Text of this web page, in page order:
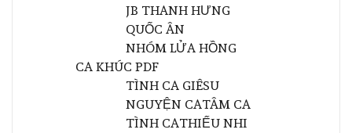
JB THANH HƯNG
QUỐC ÂN
NHÓM LỬA HỒNG
CA KHÚC PDF
TÌNH CA GIÊSU
NGUYỆN CATÂM CA
TÌNH CATHIẾU NHI